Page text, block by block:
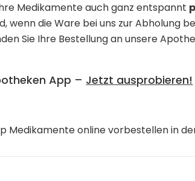
Medikamente auch ganz entspannt
wenn die Ware bei uns zur Abholung
Sie Ihre Bestellung an unsere
App – Jetzt ausprobieren!